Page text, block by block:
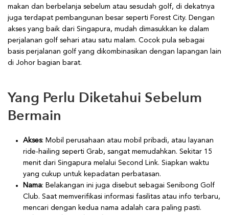
makan dan berbelanja sebelum atau sesudah golf, di dekatnya
juga terdapat pembangunan besar seperti Forest City. Dengan
akses yang baik dari Singapura, mudah dimasukkan ke dalam
perjalanan golf sehari atau satu malam. Cocok pula sebagai
basis perjalanan golf yang dikombinasikan dengan lapangan lain
di Johor bagian barat.
Yang Perlu Diketahui Sebelum
Bermain
Akses: Mobil perusahaan atau mobil pribadi, atau layanan
ride-hailing seperti Grab, sangat memudahkan. Sekitar 15
menit dari Singapura melalui Second Link. Siapkan waktu
yang cukup untuk kepadatan perbatasan.
Nama: Belakangan ini juga disebut sebagai Senibong Golf
Club. Saat memverifikasi informasi fasilitas atau info terbaru,
mencari dengan kedua nama adalah cara paling pasti.